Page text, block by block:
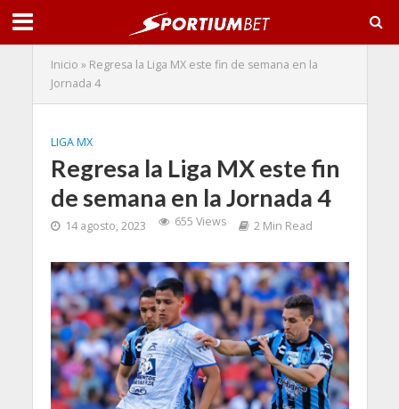
Inicio » Regresa la Liga MX este fin de semana en la
Jornada 4
LIGA MX
Regresa la Liga MX este fin
de semana en la Jornada 4
14 agosto, 2023 655 Views 2 Min Read